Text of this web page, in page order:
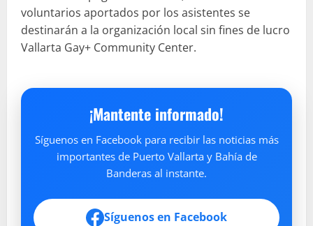
voluntarios aportados por los asistentes se
destinarán a la organización local sin fines de lucro
Vallarta Gay+ Community Center.
¡Mantente informado!
Síguenos en Facebook para recibir las noticias más
importantes de Puerto Vallarta y Bahía de
Banderas al instante.
Síguenos en Facebook